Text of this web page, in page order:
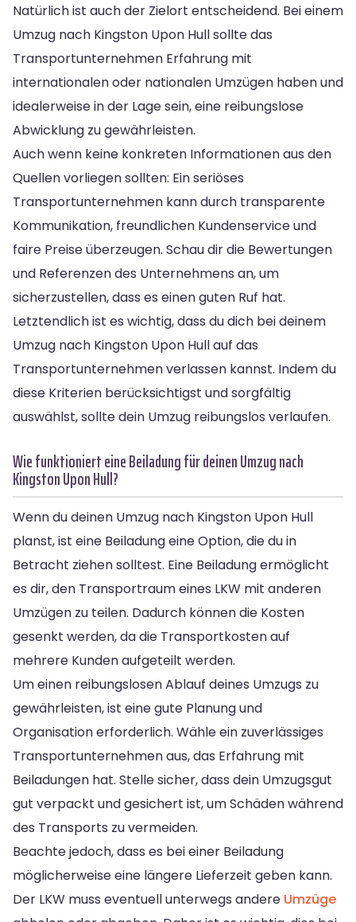
Natürlich ist auch der Zielort entscheidend. Bei einem
Umzug nach Kingston Upon Hull sollte das
Transportunternehmen Erfahrung mit
internationalen oder nationalen Umzügen haben und
idealerweise in der Lage sein, eine reibungslose
Abwicklung zu gewährleisten.
Auch wenn keine konkreten Informationen aus den
Quellen vorliegen sollten: Ein seriöses
Transportunternehmen kann durch transparente
Kommunikation, freundlichen Kundenservice und
faire Preise überzeugen. Schau dir die Bewertungen
und Referenzen des Unternehmens an, um
sicherzustellen, dass es einen guten Ruf hat.
Letztendlich ist es wichtig, dass du dich bei deinem
Umzug nach Kingston Upon Hull auf das
Transportunternehmen verlassen kannst. Indem du
diese Kriterien berücksichtigst und sorgfältig
auswählst, sollte dein Umzug reibungslos verlaufen.
Wie funktioniert eine Beiladung für deinen Umzug nach
Kingston Upon Hull?
Wenn du deinen Umzug nach Kingston Upon Hull
planst, ist eine Beiladung eine Option, die du in
Betracht ziehen solltest. Eine Beiladung ermöglicht
es dir, den Transportraum eines LKW mit anderen
Umzügen zu teilen. Dadurch können die Kosten
gesenkt werden, da die Transportkosten auf
mehrere Kunden aufgeteilt werden.
Um einen reibungslosen Ablauf deines Umzugs zu
gewährleisten, ist eine gute Planung und
Organisation erforderlich. Wähle ein zuverlässiges
Transportunternehmen aus, das Erfahrung mit
Beiladungen hat. Stelle sicher, dass dein Umzugsgut
gut verpackt und gesichert ist, um Schäden während
des Transports zu vermeiden.
Beachte jedoch, dass es bei einer Beiladung
möglicherweise eine längere Lieferzeit geben kann.
Der LKW muss eventuell unterwegs andere Umzüge